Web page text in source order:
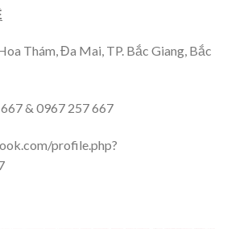
Thám, Đa Mai, TP. Bắc Giang, Bắc
& 0967 257 667
profile.php?